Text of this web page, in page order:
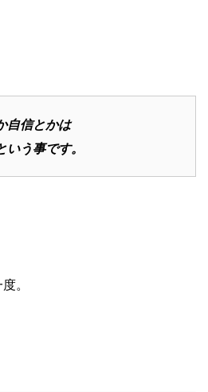
自信とかは
う事です。
。